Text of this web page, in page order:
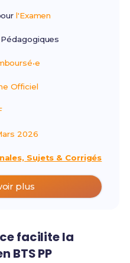
l'Examen
Pédagogiques
Officiel
2026
Sujets & Corrigés
plus
facilite la
BTS PP